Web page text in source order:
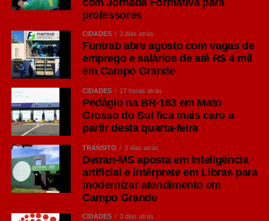
professores
CIDADES 3 dias atrás
Funtrab abre agosto com vagas de
emprego e salários de até R$ 4 mil
em Campo Grande
CIDADES 17 horas atrás
Pedágio na BR-163 em Mato
Grosso do Sul fica mais caro a
partir desta quarta-feira
TRÂNSITO 3 dias atrás
Detran-MS aposta em inteligência
artificial e intérprete em Libras para
modernizar atendimento em
Campo Grande
CIDADES 3 dias atrás